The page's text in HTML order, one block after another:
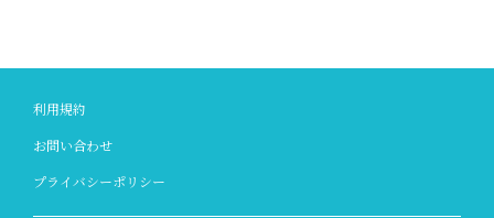
利用規約
お問い合わせ
プライバシーポリシー